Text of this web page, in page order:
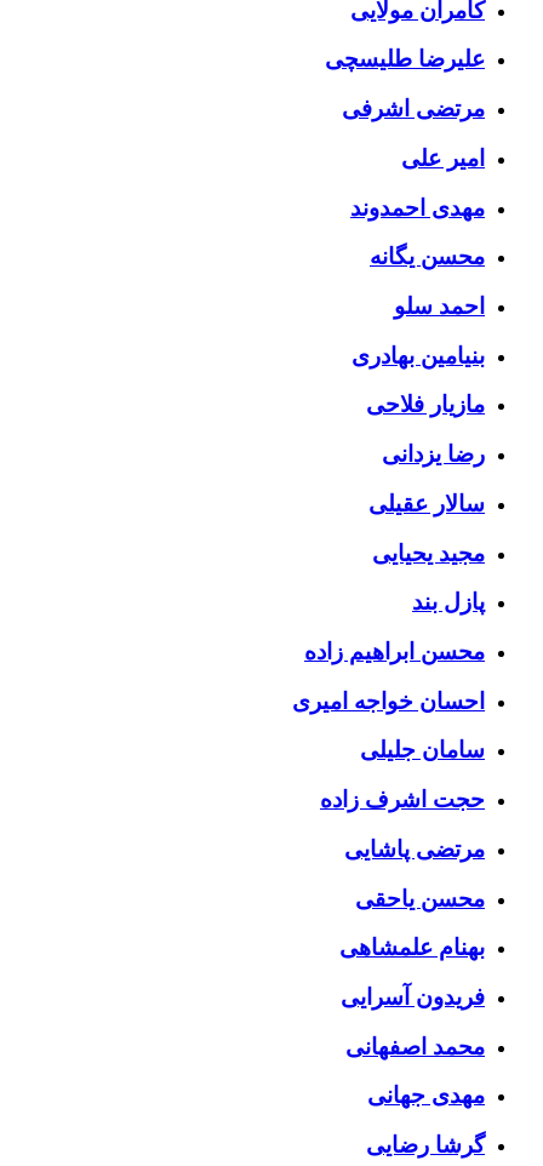
کامران مولایی
علیرضا طلیسچی
مرتضی اشرفی
امیر علی
مهدی احمدوند
محسن یگانه
احمد سلو
بنیامین بهادری
مازیار فلاحی
رضا یزدانی
سالار عقیلی
مجید یحیایی
پازل بند
محسن ابراهیم زاده
احسان خواجه امیری
سامان جلیلی
حجت اشرف زاده
مرتضی پاشایی
محسن یاحقی
بهنام علمشاهی
فریدون آسرایی
محمد اصفهانی
مهدی جهانی
گرشا رضایی